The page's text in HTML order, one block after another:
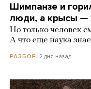
Шимпанзе и
люди, а крысы —
Но только человек
А что еще наука
РАЗБОР 2 дня назад